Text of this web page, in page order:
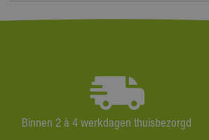
Binnen 2 à 4 werkdagen thuisbezorgd